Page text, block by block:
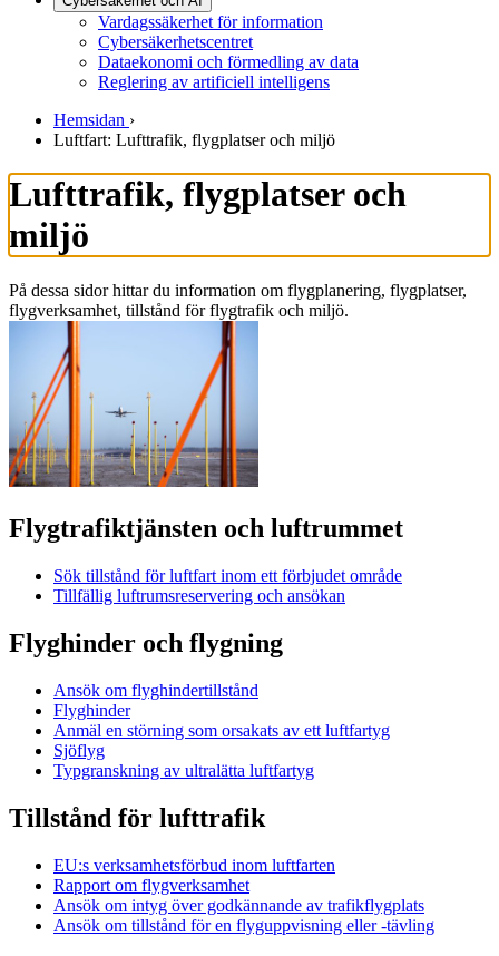
Vardagssäkerhet för information
Cybersäkerhetscentret
Dataekonomi och förmedling av data
Reglering av artificiell intelligens
Hemsidan ›
Luftfart: Lufttrafik, flygplatser och miljö
Lufttrafik, flygplatser och
miljö
På dessa sidor hittar du information om flygplanering, flygplatser,
flygverksamhet, tillstånd för flygtrafik och miljö.
Flygtrafiktjänsten och luftrummet
Sök tillstånd för luftfart inom ett förbjudet område
Tillfällig luftrumsreservering och ansökan
Flyghinder och flygning
Ansök om flyghindertillstånd
Flyghinder
Anmäl en störning som orsakats av ett luftfartyg
Sjöflyg
Typgranskning av ultralätta luftfartyg
Tillstånd för lufttrafik
EU:s verksamhetsförbud inom luftfarten
Rapport om flygverksamhet
Ansök om intyg över godkännande av trafikflygplats
Ansök om tillstånd för en flyguppvisning eller -tävling